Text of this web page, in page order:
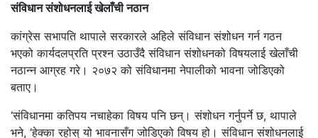
संविधान संशोधनलाई खेलाँची नठान
कांग्रेस सभापति थापाले सरकारले अहिले संविधान संशोधन गर्न गठन
भएको कार्यदलप्रति प्रश्न उठाउँदै संविधान संशोधनको विषयलाई खेलाँची
नठान्न आग्रह गरे। २०७२ को संविधानमा नेपालीको भावना जोडिएको
बताए।
‘संविधानमा कतिपय नचाहेका विषय पनि छन्। संशोधन गर्नुपर्ने छ, थापाले
भने, ‘हेक्का रहोस् यो भावनासँग जोडिएको विषय हो। संविधान संशोधनलाई